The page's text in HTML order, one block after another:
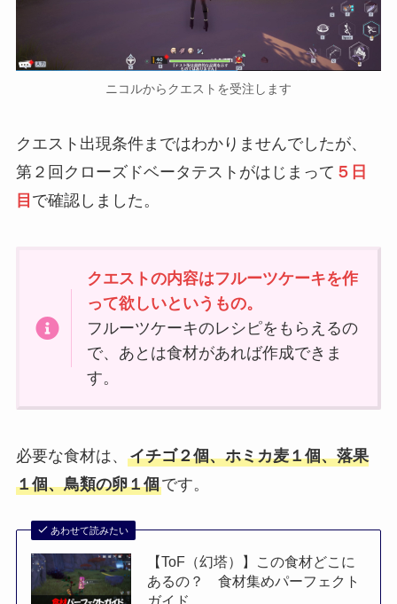
ニコルからクエストを受注します
クエスト出現条件まではわかりませんでしたが、
第２回クローズドベータテストがはじまって ５日
目 で確認しました。
クエストの内容はフルーツケーキを作
って欲しいというもの。
フルーツケーキのレシピをもらえるの
で、あとは食材があれば作成できま
す。
必要な食材は、 イチゴ２個、ホミカ麦１個、落果
１個、鳥類の卵１個です。
あわせて読みたい
【ToF（幻塔）】この食材どこに
あるの？ 食材集めパーフェクト